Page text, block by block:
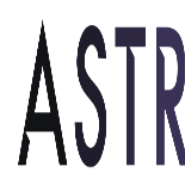
Skip to main content